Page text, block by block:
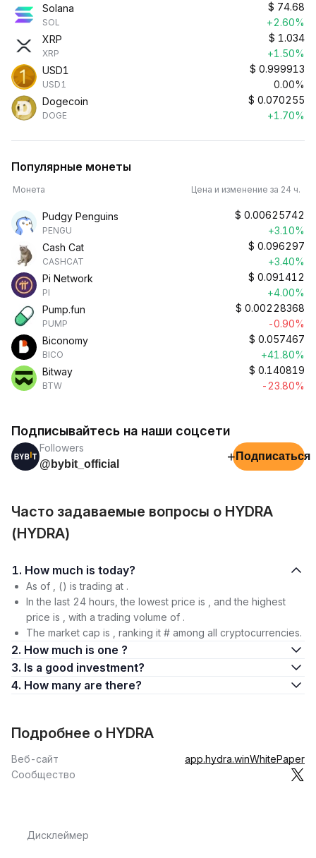
Solana
SOL
$ 74.68
+2.60%
XRP
XRP
$ 1.034
+1.50%
USD1
USD1
$ 0.999913
0.00%
Dogecoin
DOGE
$ 0.070255
+1.70%
Популярные монеты
Монета Цена и изменение за 24 ч.
Pudgy Penguins
PENGU
$ 0.00625742
+3.10%
Cash Cat
CASHCAT
$ 0.096297
+3.40%
Pi Network
PI
$ 0.091412
+4.00%
Pump.fun
PUMP
$ 0.00228368
-0.90%
Biconomy
BICO
$ 0.057467
+41.80%
Bitway
BTW
$ 0.140819
-23.80%
Подписывайтесь на наши соцсети
Followers
@bybit_official
+ Подписаться
Часто задаваемые вопросы о HYDRA
(HYDRA)
1. How much is today?
As of , () is trading at .
In the last 24 hours, the lowest price is , and the highest
price is , with a trading volume of .
The market cap is , ranking it # among all cryptocurrencies.
2. How much is one ?
3. Is a good investment?
4. How many are there?
Подробнее о HYDRA
Веб-сайт app.hydra.winWhitePaper
Сообщество
Дисклеймер